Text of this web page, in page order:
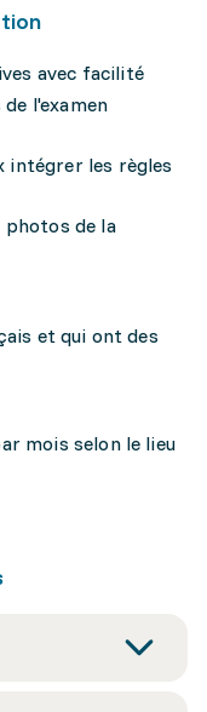
avec facilité
l'examen
intégrer les règles
photos de la
et qui ont des
mois selon le lieu